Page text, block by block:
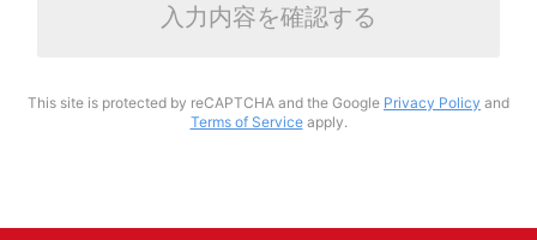
入力内容を確認する
This site is protected by reCAPTCHA and the Google Privacy Policy and
Terms of Serviceapply.